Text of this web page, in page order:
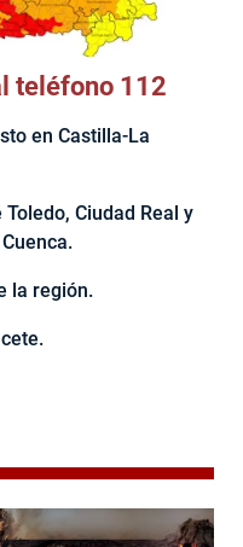
teléfono 112
en Castilla-La
Ciudad Real y
la región.